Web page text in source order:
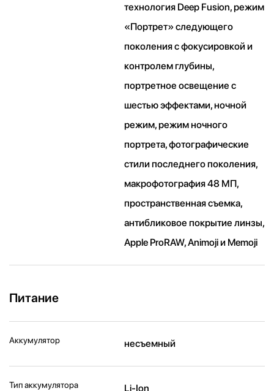
технология Deep Fusion, режим
«Портрет» следующего
поколения с фокусировкой и
контролем глубины,
портретное освещение с
шестью эффектами, ночной
режим, режим ночного
портрета, фотографические
стили последнего поколения,
макрофотография 48 МП,
пространственная съемка,
антибликовое покрытие линзы,
Apple ProRAW, Animoji и Memoji
Питание
Аккумулятор несъемный
Тип аккумулятора Li-Ion